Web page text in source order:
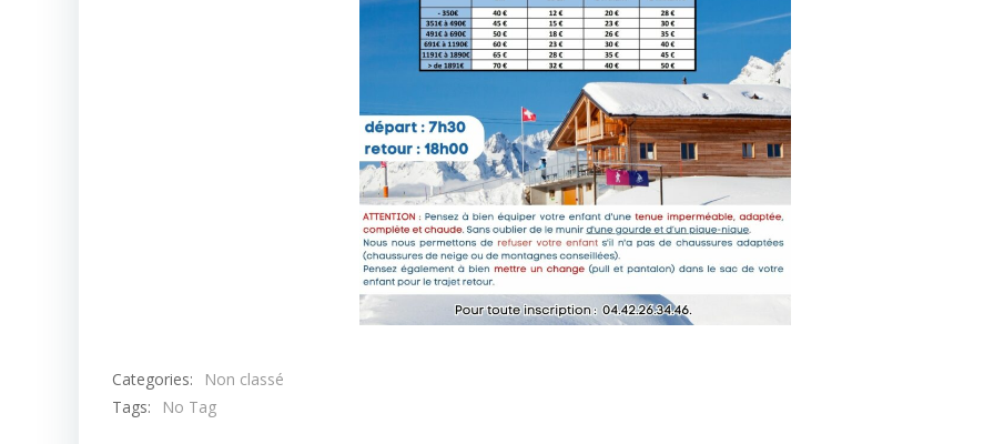
Categories:
Non classé
Tags:
No Tag